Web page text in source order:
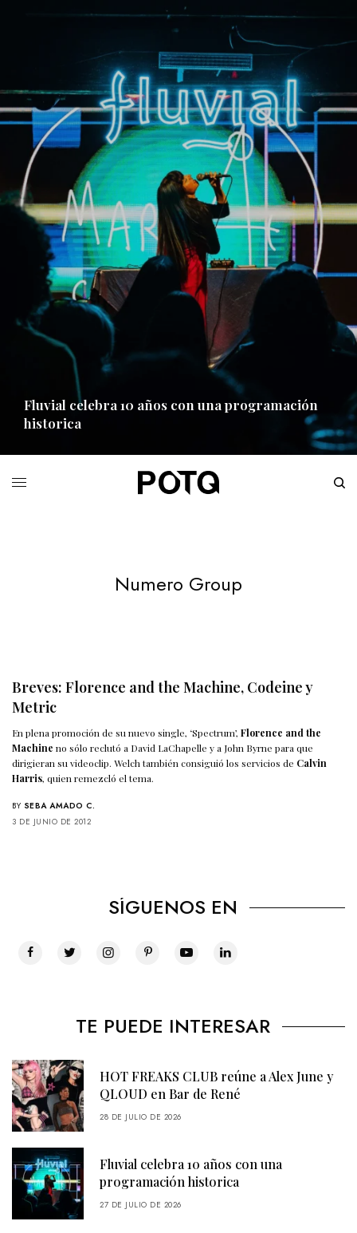
Fluvial celebra 10 años con una programación
historica
Numero Group
Breves: Florence and the Machine, Codeine y
Metric
En plena promoción de su nuevo single, ‘Spectrum’,Florence and the
Machine no sólo reclutó a David LaChapelle y a John Byrne para que
dirigieran su videoclip. Welch también consiguió los servicios de Calvin
Harris, quien remezcló el tema.
BY SEBA AMADO C.
3 DE JUNIO DE 2012
SÍGUENOS EN
TE PUEDE INTERESAR
HOT FREAKS CLUB reúne a Alex June y
QLOUD en Bar de René
28 DE JULIO DE 2026
Fluvial celebra 10 años con una
programación historica
27 DE JULIO DE 2026